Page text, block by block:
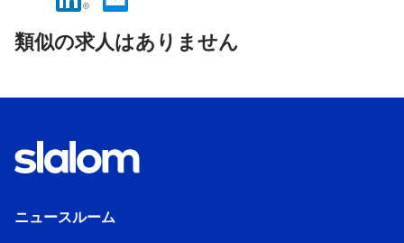
results
found.
類似の求人はありません
ニュースルーム